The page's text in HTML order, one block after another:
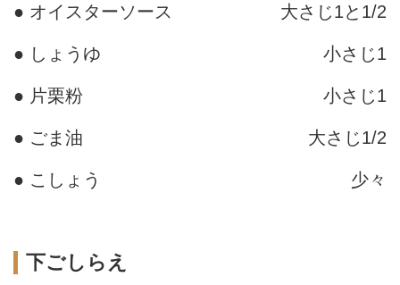
● オイスターソース 大さじ1と1/2
● しょうゆ 小さじ1
● 片栗粉 小さじ1
● ごま油 大さじ1/2
● こしょう 少々
下ごしらえ